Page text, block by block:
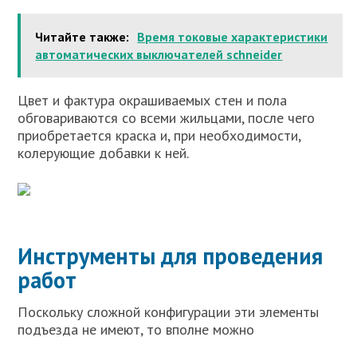
Читайте также: Время токовые характеристики
автоматических выключателей schneider
Цвет и фактура окрашиваемых стен и пола
обговариваются со всеми жильцами, после чего
приобретается краска и, при необходимости,
колерующие добавки к ней.
Инструменты для проведения
работ
Поскольку сложной конфигурации эти элементы
подъезда не имеют, то вполне можно